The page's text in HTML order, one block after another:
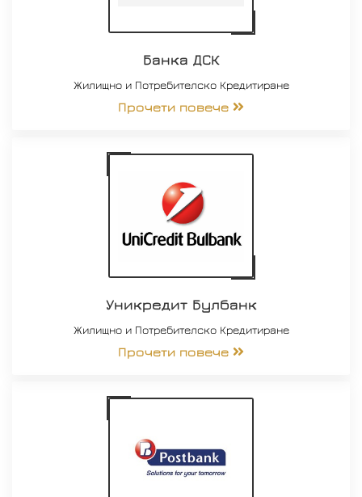
Банка ДСК
Жилищно и Потребителско Кредитиране
Прочети повече
Уникредит Булбанк
Жилищно и Потребителско Кредитиране
Прочети повече